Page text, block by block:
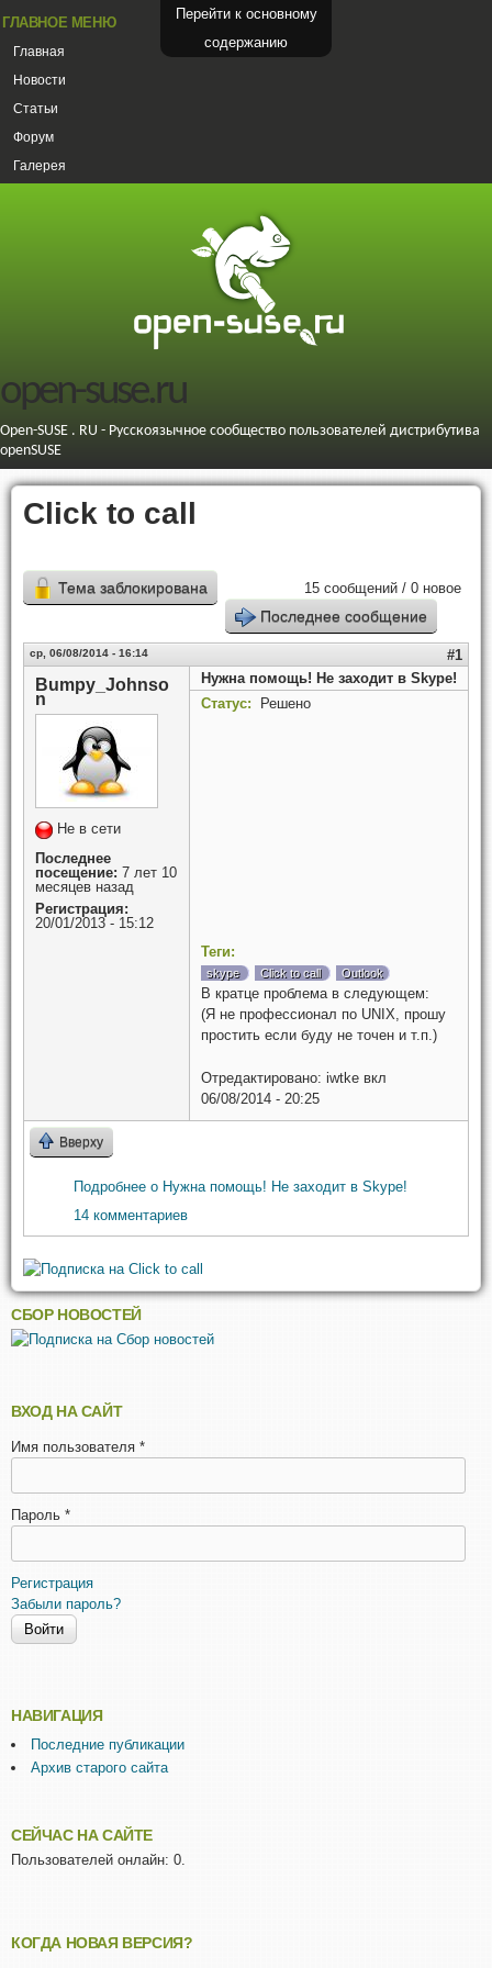
Перейти к основному
содержанию
ГЛАВНОЕ МЕНЮ
Главная
Новости
Статьи
Форум
Галерея
open-suse.ru
Open-SUSE . RU - Русскоязычное сообщество пользователей дистрибутива
openSUSE
Click to call
15 сообщений / 0 новое
Тема заблокирована
Последнее сообщение
ср, 06/08/2014 - 16:14 #1
Bumpy_Johnso
n
Не в сети
Последнее
посещение: 7 лет 10
месяцев назад
Регистрация:
20/01/2013 - 15:12
Нужна помощь! Не заходит в Skype!
Статус:
Решено
Теги:
skype Click to call Outlook
В кратце проблема в следующем:
(Я не профессионал по UNIX, прошу
простить если буду не точен и т.п.)
Отредактировано: iwtke вкл
06/08/2014 - 20:25
Вверху
Подробнее о Нужна помощь! Не заходит в Skype!
14 комментариев
СБОР НОВОСТЕЙ
ВХОД НА САЙТ
Имя пользователя *
Пароль *
Регистрация
Забыли пароль?
НАВИГАЦИЯ
Последние публикации
Архив старого сайта
СЕЙЧАС НА САЙТЕ
Пользователей онлайн: 0.
КОГДА НОВАЯ ВЕРСИЯ?